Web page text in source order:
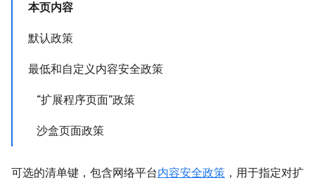
本页内容
默认政策
最低和自定义内容安全政策
“扩展程序页面”政策
沙盒页面政策
可选的清单键，包含网络平台内容安全政策 ，用于指定对扩